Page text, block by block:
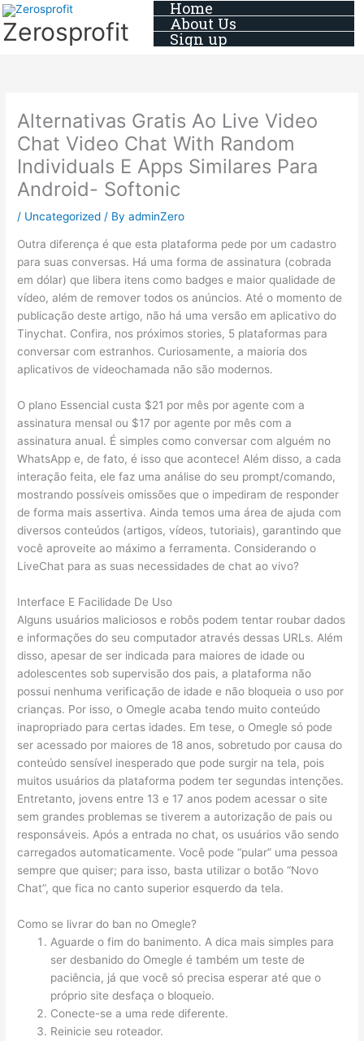
Skip
to
content
Zerosprofit
Home
About Us
Sign up
Alternativas Gratis Ao Live Video
Chat Video Chat With Random
Individuals E Apps Similares Para
Android- Softonic
/ Uncategorized / ByadminZero
Outra diferença é que esta plataforma pede por um cadastro
para suas conversas. Há uma forma de assinatura (cobrada
em dólar) que libera itens como badges e maior qualidade de
vídeo, além de remover todos os anúncios. Até o momento de
publicação deste artigo, não há uma versão em aplicativo do
Tinychat. Confira, nos próximos stories, 5 plataformas para
conversar com estranhos. Curiosamente, a maioria dos
aplicativos de videochamada não são modernos.
O plano Essencial custa $21 por mês por agente com a
assinatura mensal ou $17 por agente por mês com a
assinatura anual. É simples como conversar com alguém no
WhatsApp e, de fato, é isso que acontece! Além disso, a cada
interação feita, ele faz uma análise do seu prompt/comando,
mostrando possíveis omissões que o impediram de responder
de forma mais assertiva. Ainda temos uma área de ajuda com
diversos conteúdos (artigos, vídeos, tutoriais), garantindo que
você aproveite ao máximo a ferramenta. Considerando o
LiveChat para as suas necessidades de chat ao vivo?
Interface E Facilidade De Uso
Alguns usuários maliciosos e robôs podem tentar roubar dados
e informações do seu computador através dessas URLs. Além
disso, apesar de ser indicada para maiores de idade ou
adolescentes sob supervisão dos pais, a plataforma não
possui nenhuma verificação de idade e não bloqueia o uso por
crianças. Por isso, o Omegle acaba tendo muito conteúdo
inapropriado para certas idades. Em tese, o Omegle só pode
ser acessado por maiores de 18 anos, sobretudo por causa do
conteúdo sensível inesperado que pode surgir na tela, pois
muitos usuários da plataforma podem ter segundas intenções.
Entretanto, jovens entre 13 e 17 anos podem acessar o site
sem grandes problemas se tiverem a autorização de pais ou
responsáveis. Após a entrada no chat, os usuários vão sendo
carregados automaticamente. Você pode “pular” uma pessoa
sempre que quiser; para isso, basta utilizar o botão “Novo
Chat”, que fica no canto superior esquerdo da tela.
Como se livrar do ban no Omegle?
Aguarde o fim do banimento. A dica mais simples para
ser desbanido do Omegle é também um teste de
paciência, já que você só precisa esperar até que o
próprio site desfaça o bloqueio.
Conecte-se a uma rede diferente.
Reinicie seu roteador.